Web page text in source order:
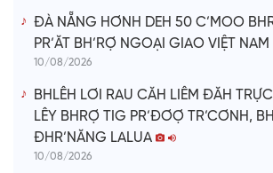
ĐÀ NẴNG HƠNH DEH 50 C’MOO
PR’ĂT BH’RỢ NGOẠI GIAO VIỆT
10/08/2026
BHLÊH LƠI RAU CĂH LIÊM ĐĂH
LÊY BHRỢ TIG PR’ĐƠỢ TR’CƠNH,
ĐHR’NĂNG LALUA
10/08/2026